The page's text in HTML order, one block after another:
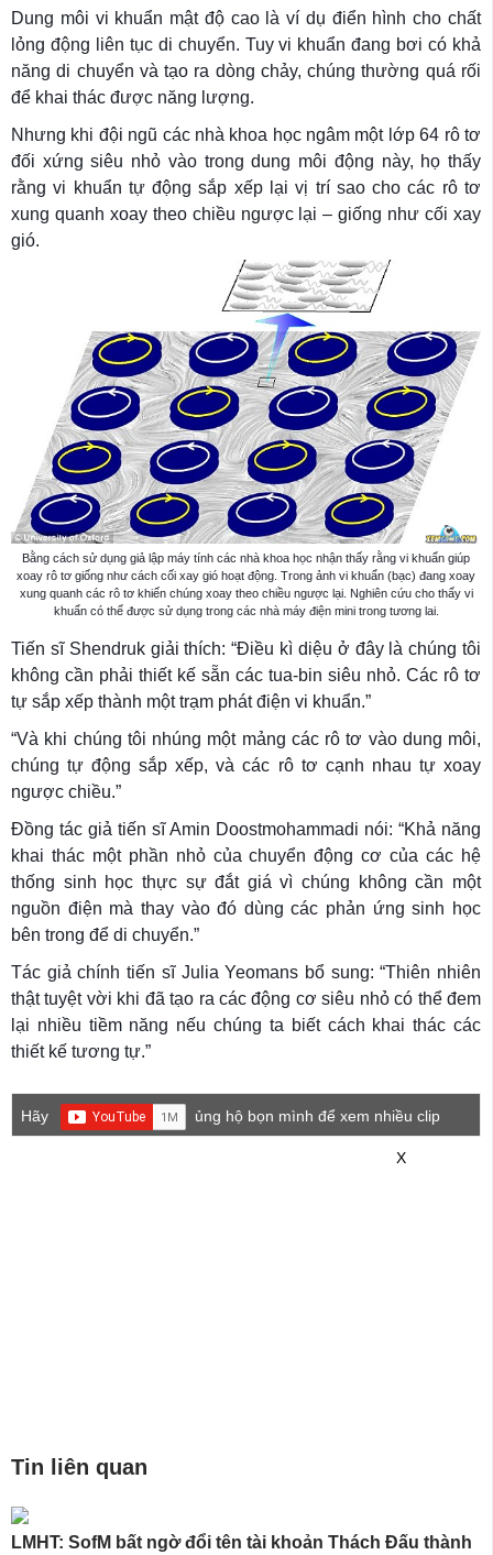
Dung môi vi khuẩn mật độ cao là ví dụ điển hình cho chất
lỏng động liên tục di chuyển. Tuy vi khuẩn đang bơi có khả
năng di chuyển và tạo ra dòng chảy, chúng thường quá rối
để khai thác được năng lượng.
Nhưng khi đội ngũ các nhà khoa học ngâm một lớp 64 rô tơ
đối xứng siêu nhỏ vào trong dung môi động này, họ thấy
rằng vi khuẩn tự động sắp xếp lại vị trí sao cho các rô tơ
xung quanh xoay theo chiều ngược lại – giống như cối xay
gió.
Bằng cách sử dụng giả lập máy tính các nhà khoa học nhận thấy rằng vi khuẩn giúp
xoay rô tơ giống như cách cối xay gió hoạt động. Trong ảnh vi khuẩn (bạc) đang xoay
xung quanh các rô tơ khiến chúng xoay theo chiều ngược lại. Nghiên cứu cho thấy vi
khuẩn có thể được sử dụng trong các nhà máy điện mini trong tương lai.
Tiến sĩ Shendruk giải thích: “Điều kì diệu ở đây là chúng tôi
không cần phải thiết kế sẵn các tua-bin siêu nhỏ. Các rô tơ
tự sắp xếp thành một trạm phát điện vi khuẩn.”
“Và khi chúng tôi nhúng một mảng các rô tơ vào dung môi,
chúng tự động sắp xếp, và các rô tơ cạnh nhau tự xoay
ngược chiều.”
Đồng tác giả tiến sĩ Amin Doostmohammadi nói: “Khả năng
khai thác một phần nhỏ của chuyển động cơ của các hệ
thống sinh học thực sự đắt giá vì chúng không cần một
nguồn điện mà thay vào đó dùng các phản ứng sinh học
bên trong để di chuyển.”
Tác giả chính tiến sĩ Julia Yeomans bổ sung: “Thiên nhiên
thật tuyệt vời khi đã tạo ra các động cơ siêu nhỏ có thể đem
lại nhiều tiềm năng nếu chúng ta biết cách khai thác các
thiết kế tương tự.”
Hãy
ủng hộ bọn mình để xem nhiều clip
X
Tin liên quan
LMHT: SofM bất ngờ đổi tên tài khoản Thách Đấu thành